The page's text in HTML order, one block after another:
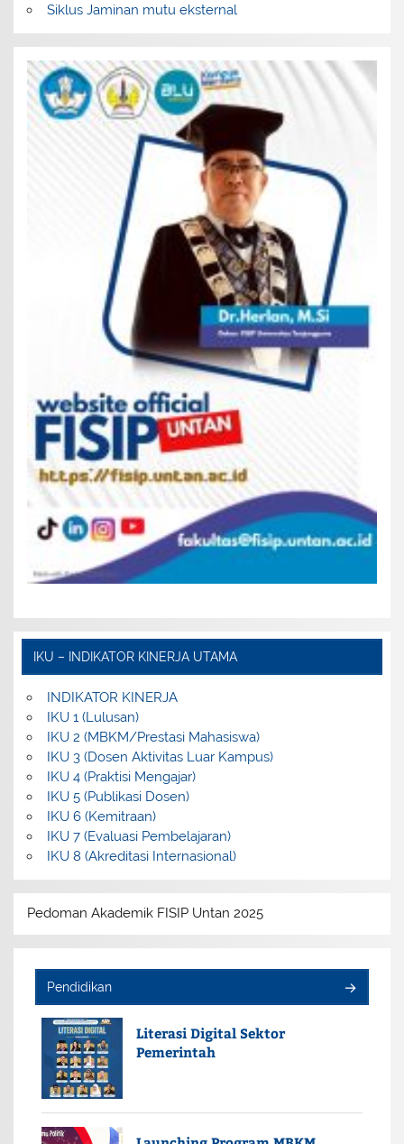
Siklus Jaminan mutu eksternal
IKU – INDIKATOR KINERJA UTAMA
INDIKATOR KINERJA
IKU 1 (Lulusan)
IKU 2 (MBKM/Prestasi Mahasiswa)
IKU 3 (Dosen Aktivitas Luar Kampus)
IKU 4 (Praktisi Mengajar)
IKU 5 (Publikasi Dosen)
IKU 6 (Kemitraan)
IKU 7 (Evaluasi Pembelajaran)
IKU 8 (Akreditasi Internasional)
Pedoman Akademik FISIP Untan 2025
Pendidikan
Literasi Digital Sektor
Pemerintah